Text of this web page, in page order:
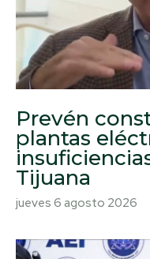
Prevén
plantas
Tijuana
jueves 6 agosto 2026